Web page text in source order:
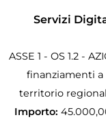
Servizi
ASSE 1 - OS 1.2 -
finanziamenti
territorio
Importo: